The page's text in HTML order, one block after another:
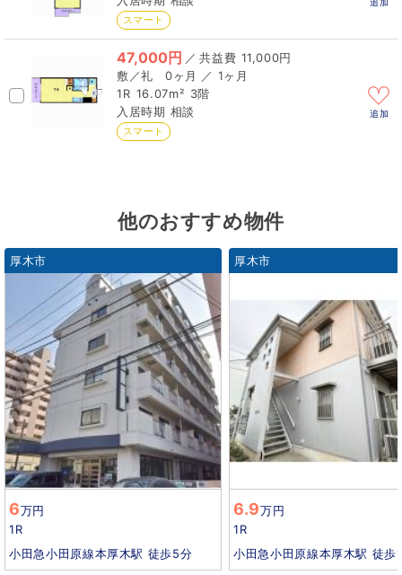
スマート
47,000円 ／
11,000円
0ヶ月 ／ 1ヶ月
1R 16.07m² 3階
相談
スマート
追加
他のおすすめ物件
厚木市
6万円
1R
小田急小田原線本厚木駅 徒歩5分
厚木市
6.9万円
1R
小田急小田原線本厚木駅 徒歩